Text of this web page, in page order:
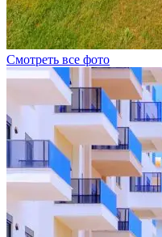
Смотреть все фото